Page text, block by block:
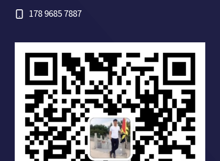
178 9685 7887